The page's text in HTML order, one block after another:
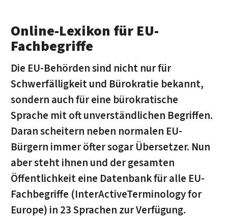
Online-Lexikon für EU-
Fachbegriffe
Die EU-Behörden sind nicht nur für
Schwerfälligkeit und Bürokratie bekannt,
sondern auch für eine bürokratische
Sprache mit oft unverständlichen Begriffen.
Daran scheitern neben normalen EU-
Bürgern immer öfter sogar Übersetzer. Nun
aber steht ihnen und der gesamten
Öffentlichkeit eine Datenbank für alle EU-
Fachbegriffe (InterActiveTerminology for
Europe) in 23 Sprachen zur Verfügung.